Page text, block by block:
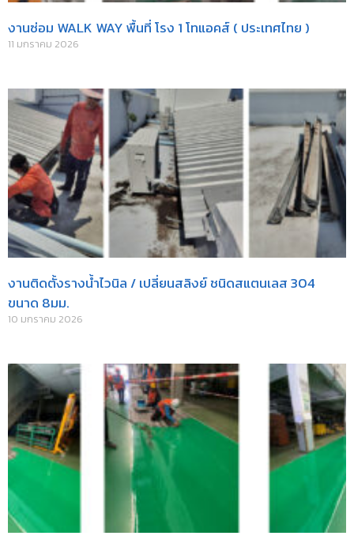
งานซ่อม WALK WAY พื้นที่ โรง 1 โทแอคส์ ( ประเทศไทย )
11 มกราคม 2026
งานติดตั้งรางน้ำไวนิล / เปลี่ยนสลิงย์ ชนิดสแตนเลส 304
ขนาด 8มม.
10 มกราคม 2026